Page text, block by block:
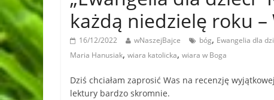
każdą niedzielę roku
16/12/2022 wNaszejBajce bóg, Ewangelia dla
Maria Hanusiak, wiara katolicka, wiara w Boga
Dziś chciałam zaprosić Was na recenzję
lektury bardzo skromnie.